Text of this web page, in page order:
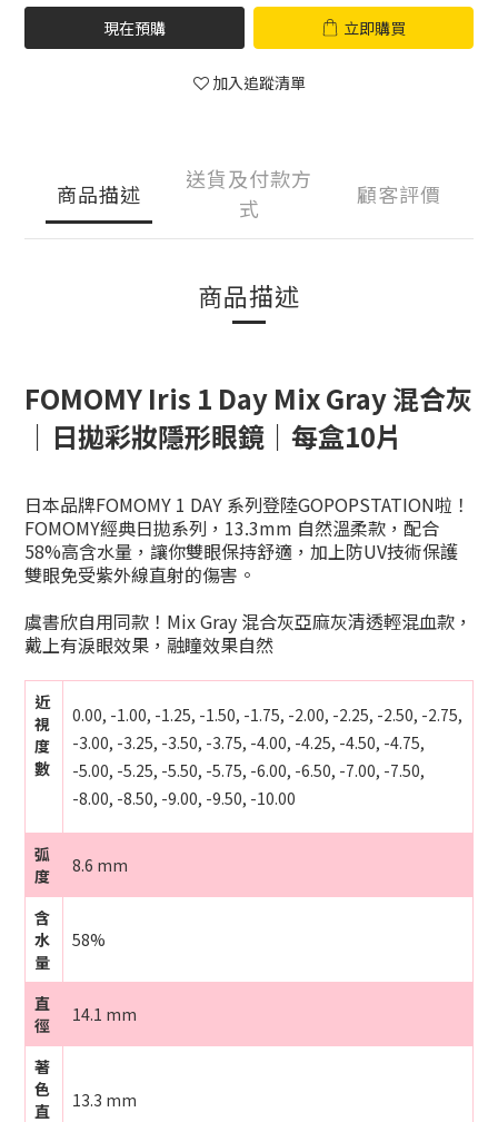
現在預購 立即購買
加入追蹤清單
商品描述
送貨及付款方
式
顧客評價
商品描述
FOMOMY Iris 1 Day Mix Gray 混合灰
｜日拋彩妝隱形眼鏡｜每盒10片
日本品牌FOMOMY 1 DAY 系列登陸GOPOPSTATION啦！
FOMOMY經典日拋系列，13.3mm 自然溫柔款，配合
58%高含水量，讓你雙眼保持舒適，加上防UV技術保護
雙眼免受紫外線直射的傷害。
虞書欣自用同款！Mix Gray 混合灰亞麻灰清透輕混血款，
戴上有淚眼效果，融瞳效果自然
近
視
度
數
0.00, -1.00, -1.25, -1.50, -1.75, -2.00, -2.25, -2.50, -2.75,
-3.00, -3.25, -3.50, -3.75, -4.00, -4.25, -4.50, -4.75,
-5.00, -5.25, -5.50, -5.75, -6.00, -6.50, -7.00, -7.50,
-8.00, -8.50, -9.00, -9.50, -10.00
弧
度
8.6 mm
含
水
量
58%
直
徑
14.1 mm
著
色
直
13.3 mm